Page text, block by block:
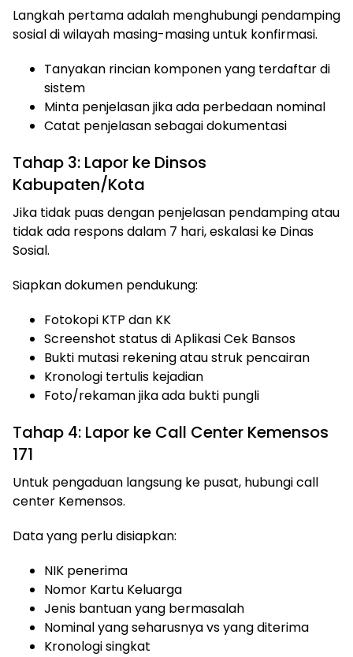
Langkah pertama adalah menghubungi pendamping
sosial di wilayah masing-masing untuk konfirmasi.
Tanyakan rincian komponen yang terdaftar di
sistem
Minta penjelasan jika ada perbedaan nominal
Catat penjelasan sebagai dokumentasi
Tahap 3: Lapor ke Dinsos
Kabupaten/Kota
Jika tidak puas dengan penjelasan pendamping atau
tidak ada respons dalam 7 hari, eskalasi ke Dinas
Sosial.
Siapkan dokumen pendukung:
Fotokopi KTP dan KK
Screenshot status di Aplikasi Cek Bansos
Bukti mutasi rekening atau struk pencairan
Kronologi tertulis kejadian
Foto/rekaman jika ada bukti pungli
Tahap 4: Lapor ke Call Center Kemensos
171
Untuk pengaduan langsung ke pusat, hubungi call
center Kemensos.
Data yang perlu disiapkan:
NIK penerima
Nomor Kartu Keluarga
Jenis bantuan yang bermasalah
Nominal yang seharusnya vs yang diterima
Kronologi singkat